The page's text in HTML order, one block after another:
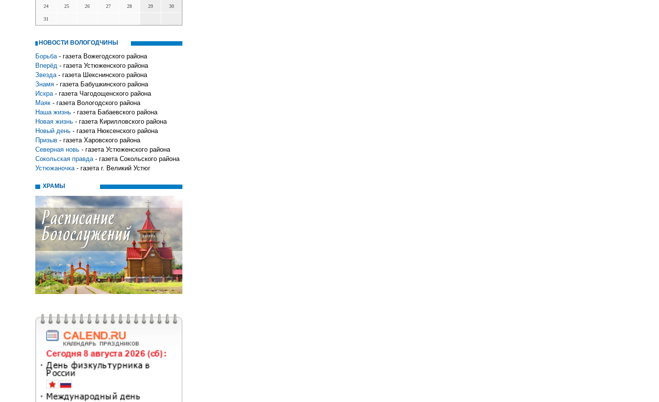
24 25 26 27 28 29 30
31
НОВОСТИ ВОЛОГОДЧИНЫ
Борьба - газета Вожегодского района
Вперёд - газета Устюженского района
Звезда - газета Шекснинского района
Знамя - газета Бабушкинского района
Искра - газета Чагодощенского района
Маяк - газета Вологодского района
Наша жизнь - газета Бабаевского района
Новая жизнь - газета Кирилловского района
Новый день - газета Нюксенского района
Призыв - газета Харовского района
Северная новь - газета Устюженского района
Сокольская правда - газета Сокольского района
Устюжаночка - газета г. Великий Устюг
ХРАМЫ